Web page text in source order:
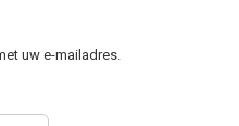
uw e-mailadres.